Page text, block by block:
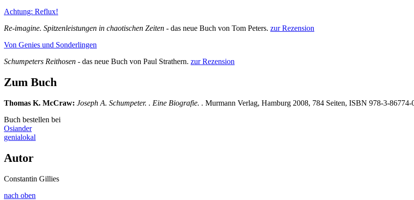
Achtung: Reflux!
Re-imagine. Spitzenleistungen in chaotischen Zeiten - das neue Buch von Tom Peters. zur Rezension
Von Genies und Sonderlingen
Schumpeters Reithosen - das neue Buch von Paul Strathern. zur Rezension
Zum Buch
Thomas K. McCraw: Joseph A. Schumpeter. . Eine Biografie. . Murmann Verlag, Hamburg 2008, 784 Seiten, ISBN 978-3-86774-
Buch bestellen bei
Osiander
genialokal
Autor
Constantin Gillies
nach oben